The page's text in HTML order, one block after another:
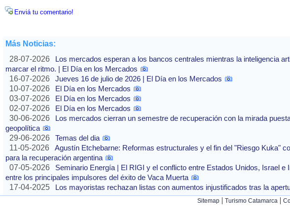
Enviá tu comentario!
Más Noticias:
28-07-2026
Los mercados esperan a los bancos centrales mientras la inteligencia
marcar el ritmo. | El Día en los Mercados
16-07-2026
Jueves 16 de julio de 2026 | El Día en los Mercados
10-07-2026
El Día en los Mercados
03-07-2026
El Día en los Mercados
02-07-2026
El Día en los Mercados
30-06-2026
Los mercados cierran un semestre de recuperación con la mirada
geopolítica
29-06-2026
Temas del dia
11-05-2026
Agustín Etchebarne: Reformas estructurales y el fin del "Riesgo Kuka"
para la recuperación argentina
07-05-2026
Seminario Energía | El RIGI y el conflicto entre Estados Unidos, Israel e
entre los principales impulsores del éxito de Vaca Muerta
17-04-2025
Los mayoristas rechazan listas con aumentos injustificados tras la
Sitemap | Turismo Catamarca |